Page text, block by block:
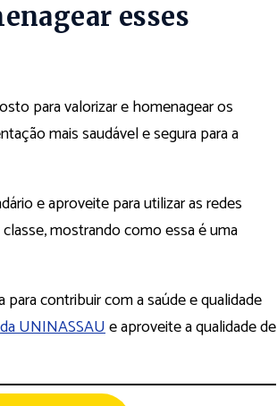
esses
para valorizar e homenagear os
mais saudável e segura para a
e aproveite para utilizar as redes
mostrando como essa é uma
contribuir com a saúde e qualidade
UNINASSAUe aproveite a qualidade de